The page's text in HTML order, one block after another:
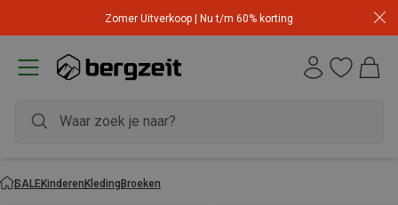
Zomer Uitverkoop | Nu t/m 60% korting
SALEKinderenKledingBroeken